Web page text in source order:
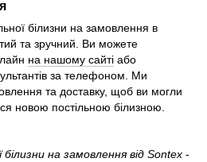
білизни на замовлення в
та зручний. Ви можете
на нашому сайті або
за телефоном. Ми
та доставку, щоб ви могли
новою постільною білизною.
на замовлення від Sontex -